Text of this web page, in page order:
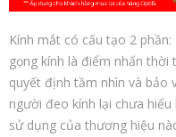
Kính mắt có cấu tạo 2
gọng kính là điểm nhấn
quyết định tầm nhìn và bảo
người đeo kính lại chưa
sử dụng của thương hiệu